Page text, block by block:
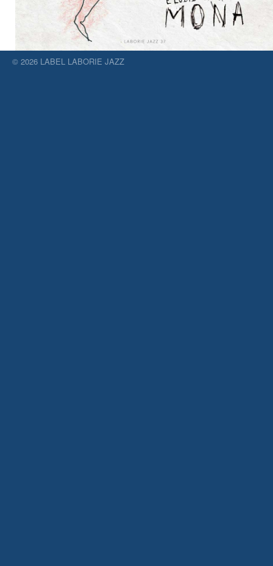
© 2026 LABEL LABORIE JAZZ